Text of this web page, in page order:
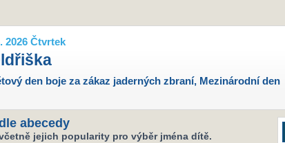
2026 Čtvrtek
den boje za zákaz jaderných zbraní, Mezinárodní den
abecedy
jejich popularity pro výběr jména dítě.